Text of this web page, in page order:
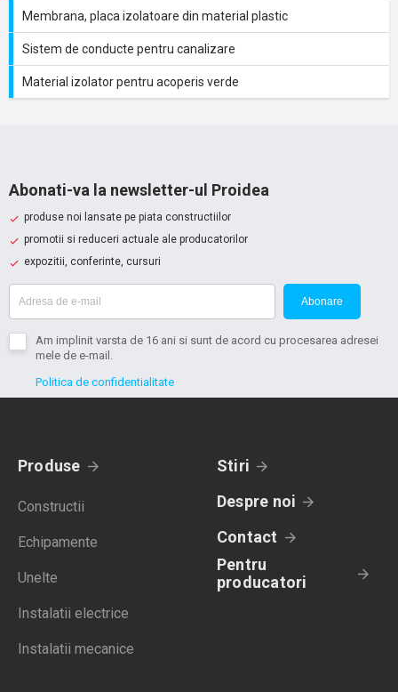
Membrana, placa izolatoare din material plastic
Sistem de conducte pentru canalizare
Material izolator pentru acoperis verde
Abonati-va la newsletter-ul Proidea
produse noi lansate pe piata constructiilor
promotii si reduceri actuale ale producatorilor
expozitii, conferinte, cursuri
Abonare
Am implinit varsta de 16 ani si sunt de acord cu procesarea adresei
mele de e-mail.
Politica de confidentialitate
Produse
Constructii
Echipamente
Unelte
Instalatii electrice
Instalatii mecanice
Stiri
Despre noi
Contact
Pentru
producatori